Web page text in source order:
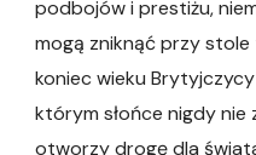
podbojów i prestiżu,
mogą zniknąć przy
koniec wieku
którym słońce nigdy nie
otworzy drogę dla